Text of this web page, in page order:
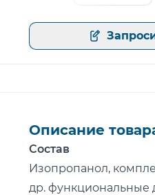
Открыть
Описание
Состав
Изопропанол,
др. функциональные